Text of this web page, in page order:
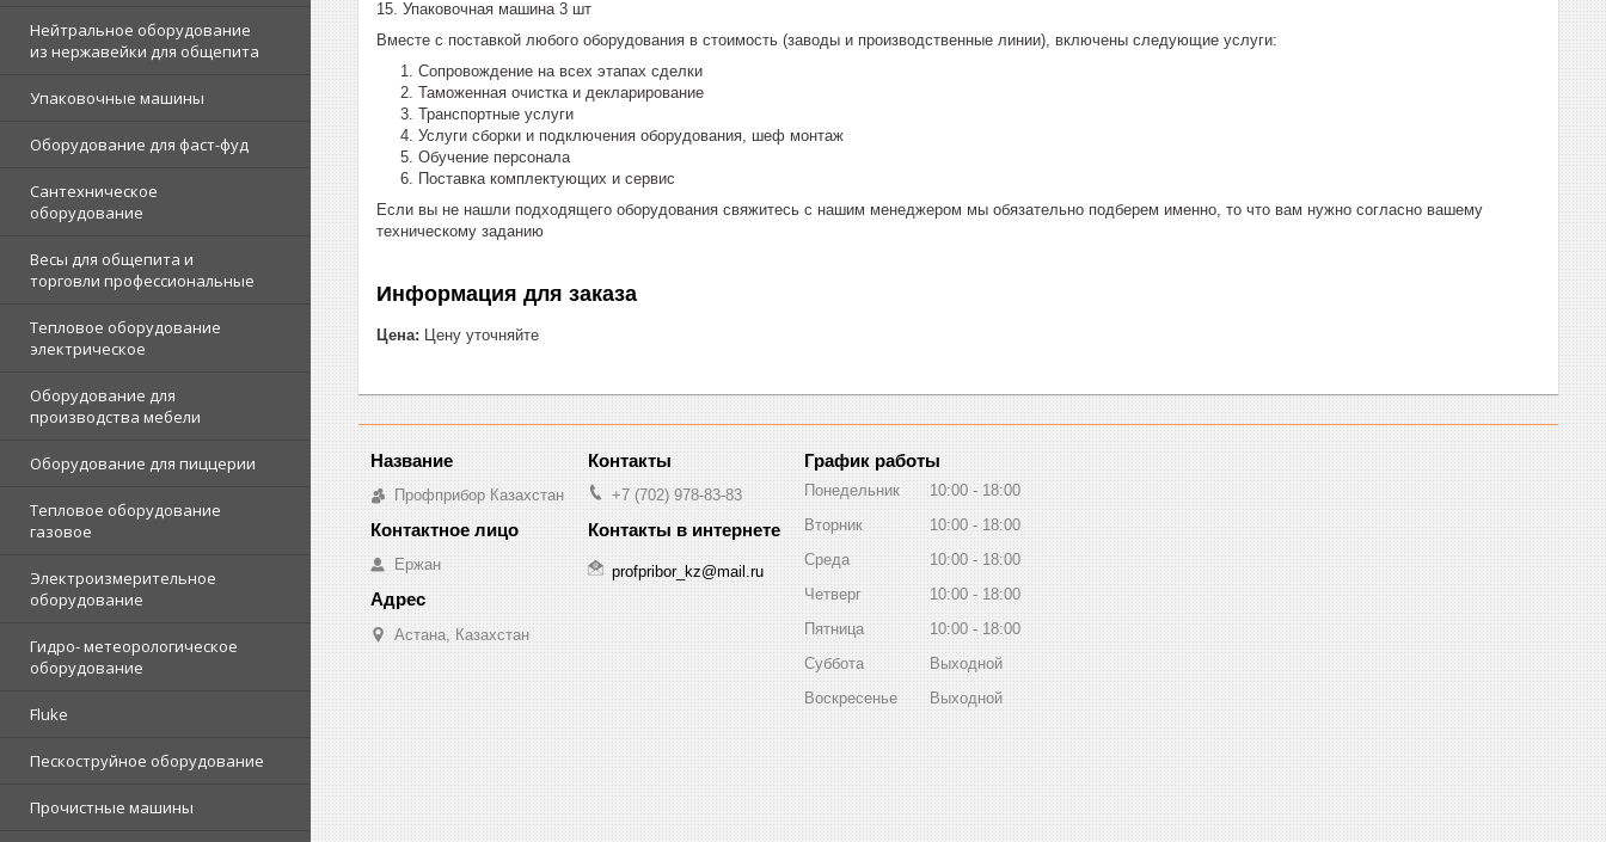
Нейтральное оборудование
из нержавейки для общепита
Упаковочные машины
Оборудование для фаст-фуд
Сантехническое
оборудование
Весы для общепита и
торговли профессиональные
Тепловое оборудование
электрическое
Оборудование для
производства мебели
Оборудование для пиццерии
Тепловое оборудование
газовое
Электроизмерительное
оборудование
Гидро- метеорологическое
оборудование
Fluke
Пескоструйное оборудование
Прочистные машины
15. Упаковочная машина 3 шт
Вместе с поставкой любого оборудования в стоимость (заводы и производственные линии), включены следующие услуги:
Сопровождение на всех этапах сделки
Таможенная очистка и декларирование
Транспортные услуги
Услуги сборки и подключения оборудования, шеф монтаж
Обучение персонала
Поставка комплектующих и сервис
Если вы не нашли подходящего оборудования свяжитесь с нашим менеджером мы обязательно подберем именно, то что вам нужно согласно вашему
техническому заданию
Информация для заказа
Цена: Цену уточняйте
Профприбор Казахстан
Ержан
Астана, Казахстан
+7 (702) 978-83-83
profpribor_kz@mail.ru
График работы
Понедельник 10:00
18:00
Вторник
10:00
18:00
Среда
10:00
18:00
Четверг
10:00
18:00
Пятница
10:00
18:00
Суббота
Выходной
Воскресенье
Выходной